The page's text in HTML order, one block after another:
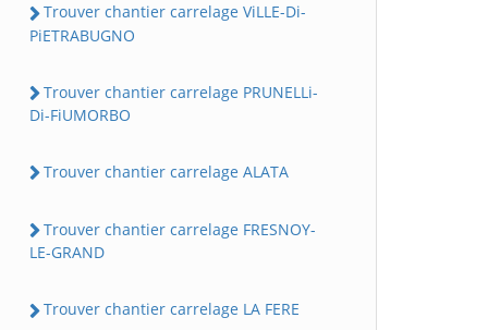
Trouver chantier carrelage ViLLE-Di-
PiETRABUGNO
Trouver chantier carrelage PRUNELLi-
Di-FiUMORBO
Trouver chantier carrelage ALATA
Trouver chantier carrelage FRESNOY-
LE-GRAND
Trouver chantier carrelage LA FERE